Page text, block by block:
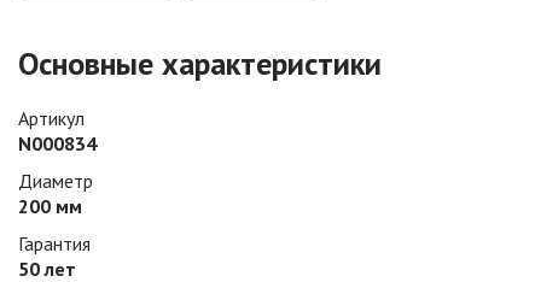
Основные характеристики
Артикул
N000834
Диаметр
200 мм
Гарантия
50 лет